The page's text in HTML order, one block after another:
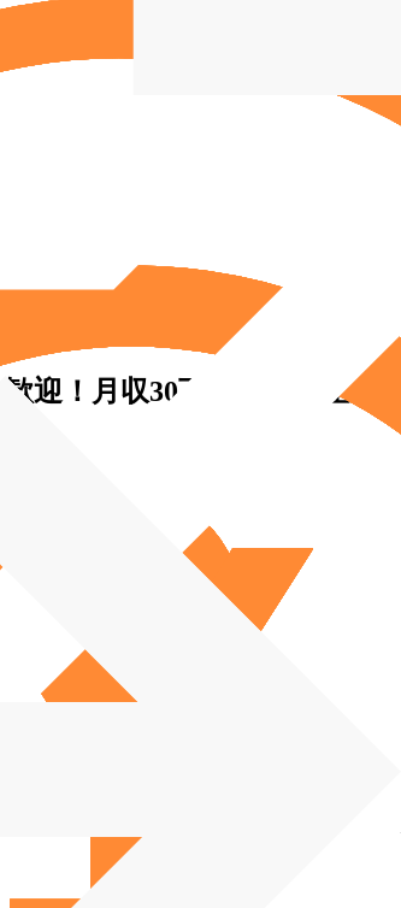
迎！月収30万円～／完全週
迎！月収30万円～／完全週